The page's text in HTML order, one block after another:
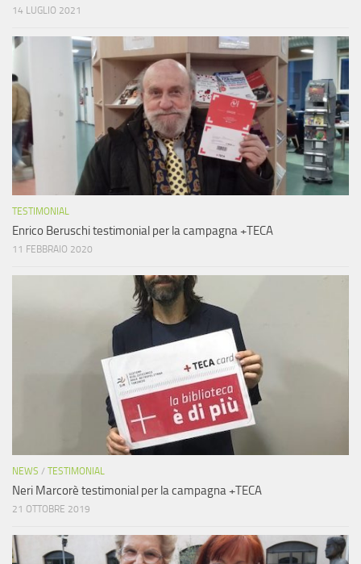
14 LUGLIO 2021
TESTIMONIAL
Enrico Beruschi testimonial per la campagna +TECA
11 FEBBRAIO 2020
NEWS / TESTIMONIAL
Neri Marcorè testimonial per la campagna +TECA
21 OTTOBRE 2019